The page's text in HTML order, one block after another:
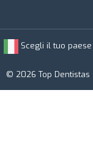
Scegli il tuo paese
© 2026 Top Dentistas